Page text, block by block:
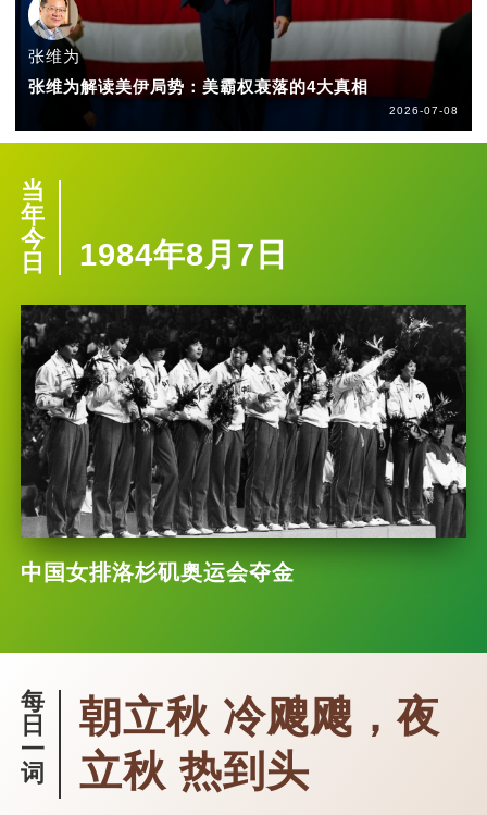
张维为
张维为解读美伊局势：美霸权衰落的4大真相
2026-07-08
当
年
今
日
1984年8月7日
中国女排洛杉矶奥运会夺金
每
日
一
词
朝立秋 冷飕飕，夜
立秋 热到头